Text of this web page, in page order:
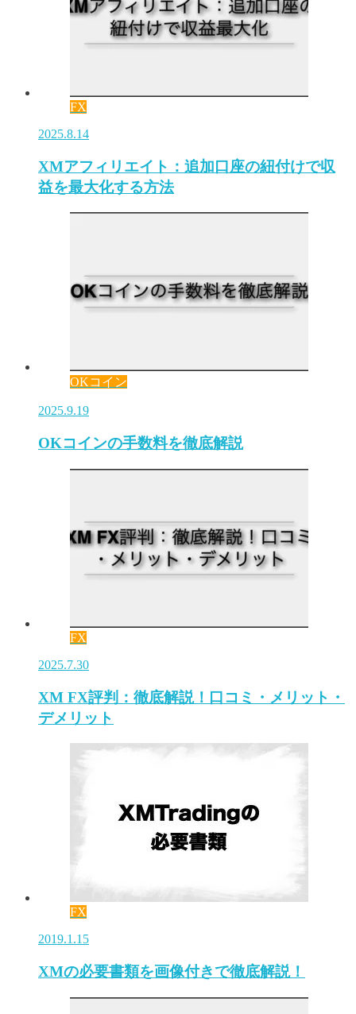
FX
2025.8.14
XMアフィリエイト：追加口座の紐付けで収
益を最大化する方法
OKコイン
2025.9.19
OKコインの手数料を徹底解説
FX
2025.7.30
XM FX評判：徹底解説！口コミ・メリット・
デメリット
FX
2019.1.15
XMの必要書類を画像付きで徹底解説！